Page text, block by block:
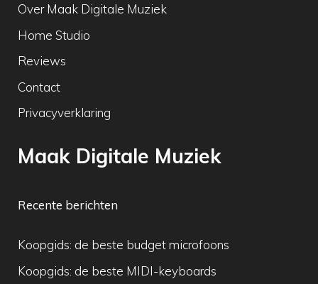
Over Maak Digitale Muziek
Home Studio
Reviews
Contact
Privacyverklaring
Maak Digitale Muziek
Recente berichten
Koopgids: de beste budget microfoons
Koopgids: de beste MIDI-keyboards